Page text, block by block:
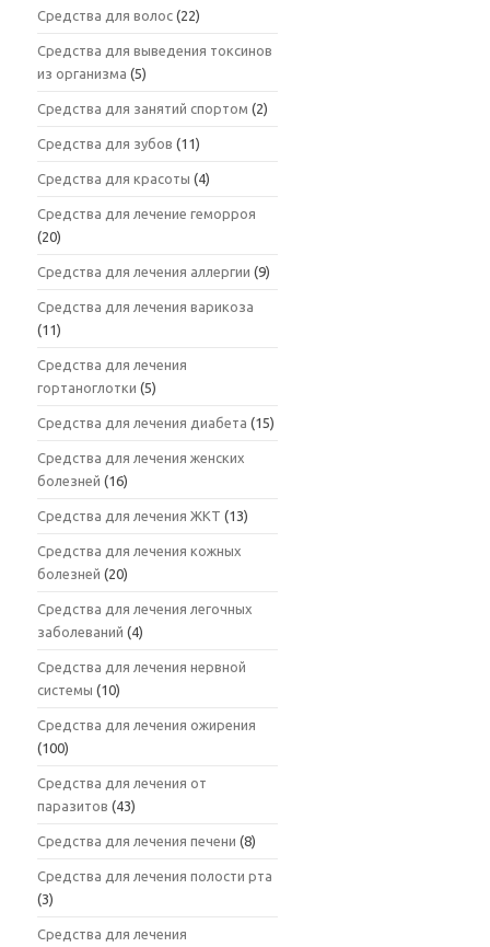
Средства для волос (22)
Средства для выведения токсинов
из организма (5)
Средства для занятий спортом (2)
Средства для зубов (11)
Средства для красоты (4)
Средства для лечение геморроя
(20)
Средства для лечения аллергии (9)
Средства для лечения варикоза
(11)
Средства для лечения
гортаноглотки (5)
Средства для лечения диабета (15)
Средства для лечения женских
болезней (16)
Средства для лечения ЖКТ (13)
Средства для лечения кожных
болезней (20)
Средства для лечения легочных
заболеваний (4)
Средства для лечения нервной
системы (10)
Средства для лечения ожирения
(100)
Средства для лечения от
паразитов (43)
Средства для лечения печени (8)
Средства для лечения полости рта
(3)
Средства для лечения